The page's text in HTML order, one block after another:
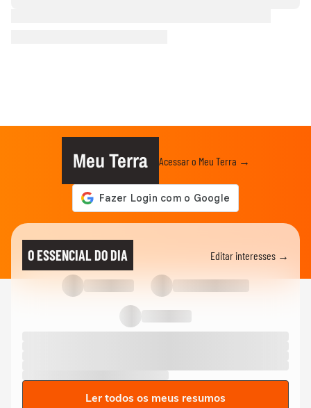
Meu Terra Acessar o Meu Terra →
O ESSENCIAL DO DIA Editar interesses →
Ler todos os meus resumos